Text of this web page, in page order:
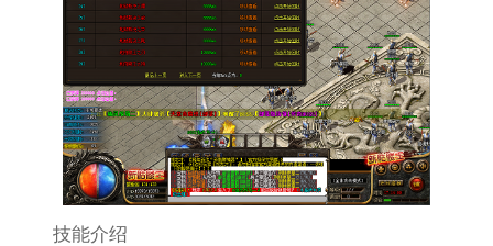
技能介绍